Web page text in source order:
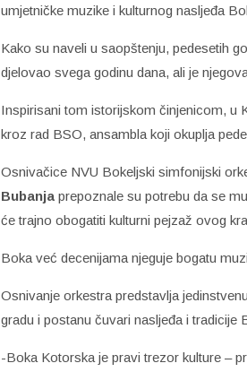
umjetničke muzike i kulturnog nasljeđa
Kako su naveli u saopštenju, pedesetih
djelovao svega godinu dana, ali je
Inspirisani tom istorijskom činjenicom, u
kroz rad BSO, ansambla koji okuplja
Osnivačice NVU Bokeljski simfonijski
Bubanja prepoznale su potrebu da se
će trajno obogatiti kulturni pejzaž ovog
Boka već decenijama njeguje bogatu
Osnivanje orkestra predstavlja
gradu i postanu čuvari nasljeđa i tradicije
-Boka Kotorska je pravi trezor kulture –